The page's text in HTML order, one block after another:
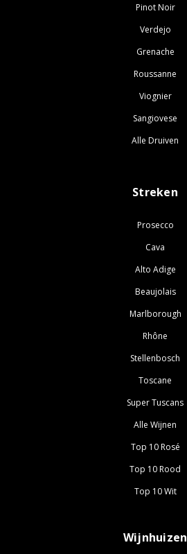
Pinot Noir
Verdejo
Grenache
Roussanne
Viognier
Sangiovese
Alle Druiven
Streken
Prosecco
Cava
Alto Adige
Beaujolais
Marlborough
Rhône
Stellenbosch
Toscane
Super Tuscans
Alle Wijnen
Top 10 Rosé
Top 10 Rood
Top 10 Wit
Wijnhuizen